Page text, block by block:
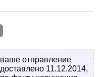
ваше отправление
доставлено 11.12.2014,